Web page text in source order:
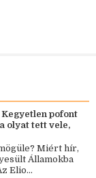
pofont
olyat tett vele,
Miért hír,
Államokba
Elio...